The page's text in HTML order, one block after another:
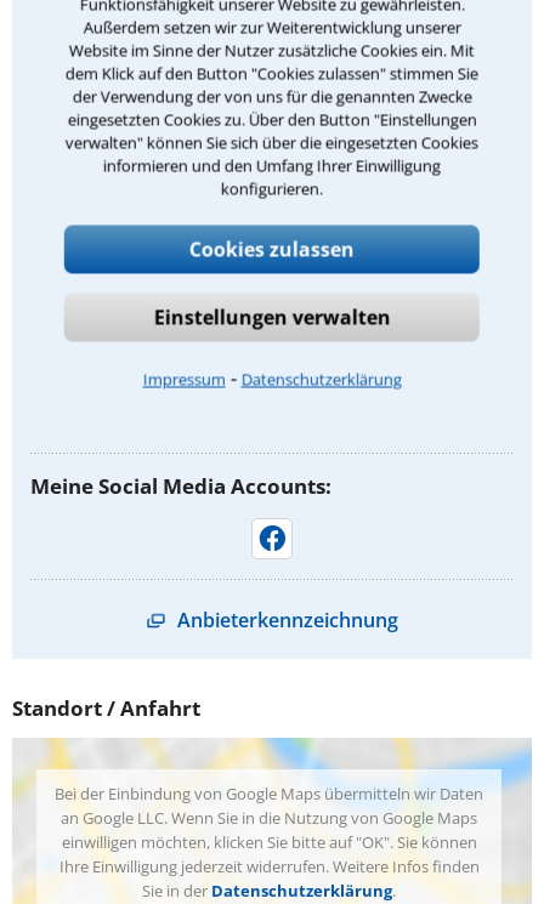
Außerdem setzen wir zur Weiterentwicklung unserer
Website im Sinne der Nutzer zusätzliche Cookies ein. Mit
dem Klick auf den Button "Cookies zulassen" stimmen Sie
der Verwendung der von uns für die genannten Zwecke
eingesetzten Cookies zu. Über den Button "Einstellungen
verwalten" können Sie sich über die eingesetzten Cookies
informieren und den Umfang Ihrer Einwilligung
konfigurieren.
Cookies zulassen
Einstellungen verwalten
Impressum ⁃ Datenschutzerklärung
Opferschutzrecht
Kündigungsschutzrecht
Ausländerrecht
Beamtenrecht
Jugendstrafrecht
Ordnungswidrigkeitenrecht
Sexualstrafrecht
Verkehrsstrafrecht
Verkehrsunfallrecht
Waffenrecht
Meine Social Media Accounts:
Anbieterkennzeichnung
Standort / Anfahrt
Bei der Einbindung von Google Maps übermitteln wir Daten
an Google LLC. Wenn Sie in die Nutzung von Google Maps
einwilligen möchten, klicken Sie bitte auf "OK". Sie können
Ihre Einwilligung jederzeit widerrufen. Weitere Infos finden
Sie in der Datenschutzerklärung.